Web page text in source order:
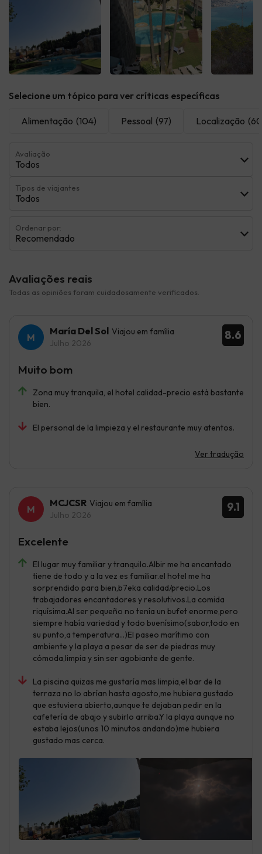
Selecione um tópico para ver críticas específicas
Alimentação (104) Pessoal (97) Localização
Avaliação
Todos
Tipos de viajantes
Todos
Ordenar por:
Recomendado
Avaliações reais
Todas as opiniões foram cuidadosamente verificados.
8.6
María Del Sol Viajou em família
Julho 2026
Zona muy tranquila, el hotel calidad-precio está bastante
bien.
El personal de la limpieza y el restaurante muy atentos.
Ver tradução
Muito bom
9.1
MCJCSR Viajou em família
Julho 2026
El lugar muy familiar y tranquilo.Albir me ha encantado
tiene de todo y a la vez es familiar.el hotel me ha
sorprendido para bien,b7eka calidad/precio.Los
trabajadores encantadores y resolutivos.La comida
riquísima.Al ser pequeño no tenía un bufet enorme,pero
siempre había variedad y todo buenísimo(sabor,todo en
su punto,a temperatura...)El paseo marítimo con
ambiente y la playa a pesar de ser de piedras muy
cómoda,limpia y sin ser agobiante de gente.
La piscina quizas me gustaría mas limpia,el bar de la
terraza no lo abrían hasta agosto,me hubiera gustado
que estuviera abierto,aunque te dejaban pedir en la
cafetería de abajo y subirlo arriba.Y la playa aunque no
estaba lejos(unos 10 minutos andando)me hubiera
gustado mas cerca.
Excelente